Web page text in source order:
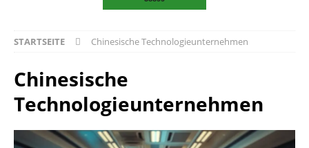
STARTSEITE Chinesische Technologieunternehmen
Chinesische
Technologieunternehmen